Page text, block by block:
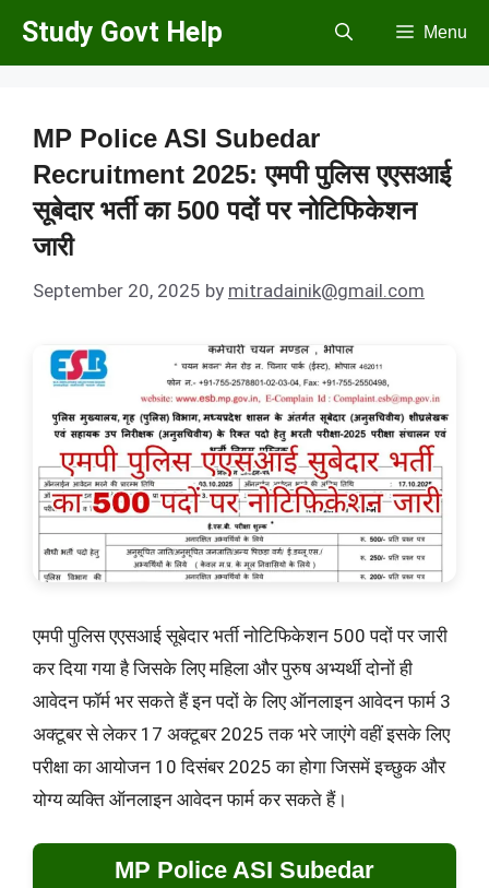
Skip
Study Govt Help Menu
MP Police ASI Subedar
Recruitment 2025: एमपी पुलिस एएसआई
सूबेदार भर्ती का 500 पदों पर नोटिफिकेशन
जारी
September 20, 2025 by mitradainik@gmail.com
एमपी पुलिस एएसआई सूबेदार भर्ती नोटिफिकेशन 500 पदों पर जारी
कर दिया गया है जिसके लिए महिला और पुरुष अभ्यर्थी दोनों ही
आवेदन फॉर्म भर सकते हैं इन पदों के लिए ऑनलाइन आवेदन फार्म 3
अक्टूबर से लेकर 17 अक्टूबर 2025 तक भरे जाएंगे वहीं इसके लिए
परीक्षा का आयोजन 10 दिसंबर 2025 का होगा जिसमें इच्छुक और
योग्य व्यक्ति ऑनलाइन आवेदन फार्म कर सकते हैं।
MP Police ASI Subedar